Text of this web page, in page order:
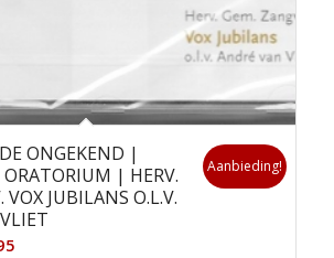
ONGEKEND |
ORATORIUM | HERV.
VOX JUBILANS O.L.V.
Huidige
Aanbieding!